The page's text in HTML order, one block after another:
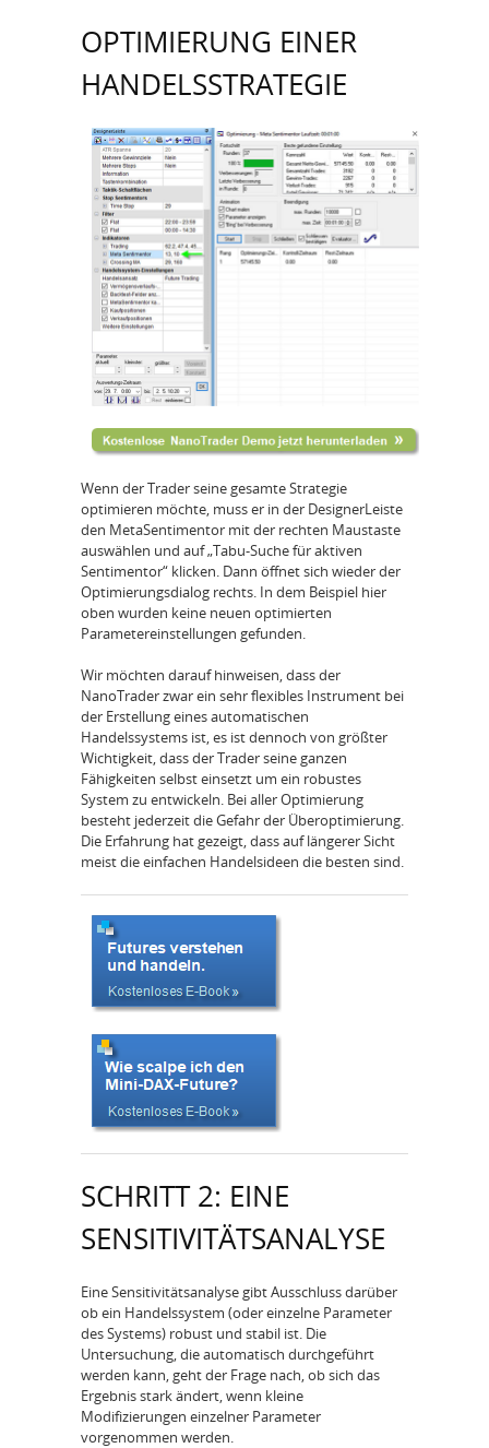
OPTIMIERUNG EINER
HANDELSSTRATEGIE
Wenn der Trader seine gesamte Strategie
optimieren möchte, muss er in der DesignerLeiste
den MetaSentimentor mit der rechten Maustaste
auswählen und auf „Tabu-Suche für aktiven
Sentimentor“ klicken. Dann öffnet sich wieder der
Optimierungsdialog rechts. In dem Beispiel hier
oben wurden keine neuen optimierten
Parametereinstellungen gefunden.
Wir möchten darauf hinweisen, dass der
NanoTrader zwar ein sehr flexibles Instrument bei
der Erstellung eines automatischen
Handelssystems ist, es ist dennoch von größter
Wichtigkeit, dass der Trader seine ganzen
Fähigkeiten selbst einsetzt um ein robustes
System zu entwickeln. Bei aller Optimierung
besteht jederzeit die Gefahr der Überoptimierung.
Die Erfahrung hat gezeigt, dass auf längerer Sicht
meist die einfachen Handelsideen die besten sind.
SCHRITT 2: EINE
SENSITIVITÄTSANALYSE
Eine Sensitivitätsanalyse gibt Ausschluss darüber
ob ein Handelssystem (oder einzelne Parameter
des Systems) robust und stabil ist. Die
Untersuchung, die automatisch durchgeführt
werden kann, geht der Frage nach, ob sich das
Ergebnis stark ändert, wenn kleine
Modifizierungen einzelner Parameter
vorgenommen werden.